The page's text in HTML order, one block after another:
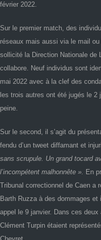
février 2022.
Sur le premier match, des
réseaux mais aussi via le mail
sollicité la Direction Nationale de
collabore. Neuf individus sont
mai 2022 avec à la clef des
les trois autres ont été jugés le
peine.
Sur le second, il s’agit du
fendu d’un tweet diffamant et
sans scrupule. Un grand tocard
l’incompétent malhonnête ». En
Tribunal correctionnel de Caen a
Barth Ruzza à des dommages
appel le 9 janvier. Dans ces
Clément Turpin étaient